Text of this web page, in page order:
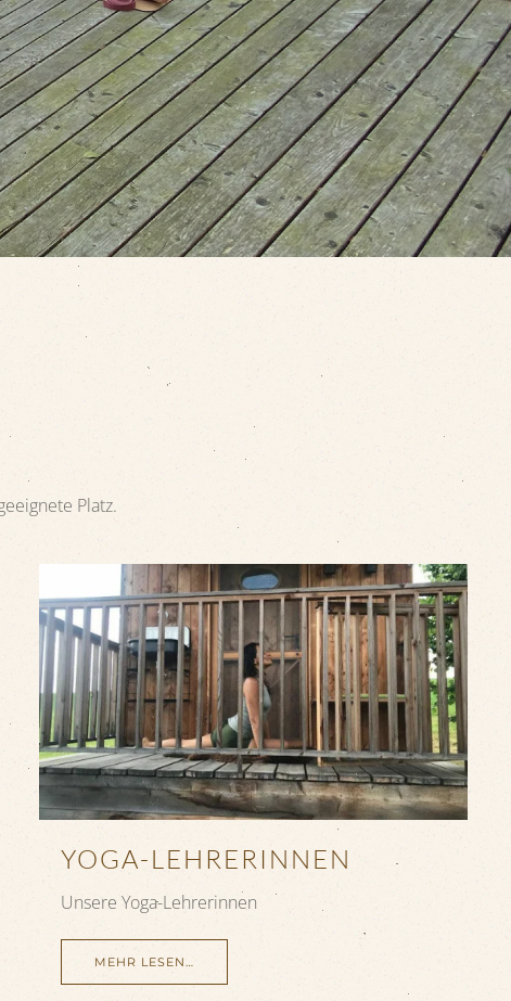
Platz.
YOGA-LEHRERINNEN
Unsere Yoga-Lehrerinnen
MEHR LESEN…